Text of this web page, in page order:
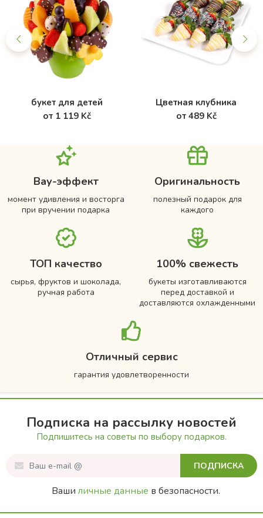
букет для детей
от 1 119 Kč
Цветная клубника
от 489 Kč
Вау-эффект
момент удивления и восторга
при вручении подарка
Оригинальность
полезный подарок для
каждого
ТОП качество
сырья, фруктов и шоколада,
ручная работа
100% свежесть
букеты изготавливаются
перед доставкой и
доставляются охлажденными
Отличный сервис
гарантия удовлетворенности
Подписка на рассылку новостей
Подпишитесь на советы по выбору подарков.
ПОДПИСКА
Ваши личные данные в безопасности.